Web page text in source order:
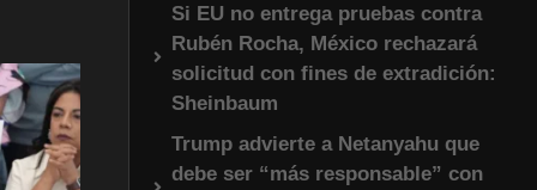
Si EU no entrega pruebas contra
Rubén Rocha, México rechazará
solicitud con fines de extradición:
Sheinbaum
Trump advierte a Netanyahu que
debe ser “más responsable” con